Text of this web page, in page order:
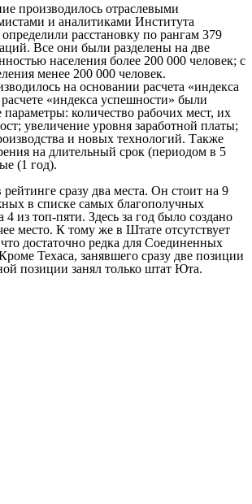
производилось отраслевыми
и аналитиками Института
расстановку по рангам 379
Все они были разделены на две
населения более 200 000 человек; с
менее 200 000 человек.
на основании расчета «индекса
«индекса успешности» были
количество рабочих мест, их
увеличение уровня заработной платы;
и новых технологий. Также
на длительный срок (периодом в 5
(1 год).
сразу два места. Он стоит на 9
в списке самых благополучных
из топ-пяти. Здесь за год было создано
место. К тому же в Штате отсутствует
достаточно редка для Соединенных
Техаса, занявшего сразу две позиции
позиции занял только штат Юта.